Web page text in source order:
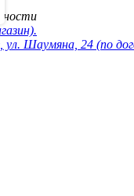
ул. Шаумяна, 24 (по